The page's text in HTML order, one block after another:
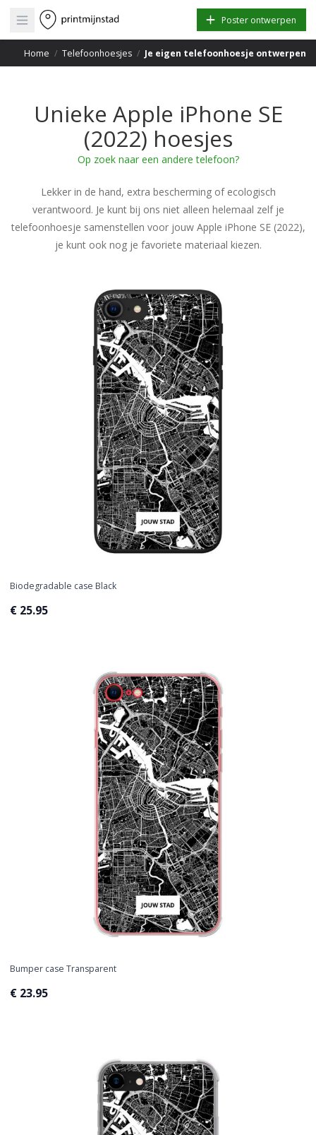
Open main menu Poster ontwerpen
Home / Telefoonhoesjes / Je eigen telefoonhoesje ontwerpen
Unieke Apple iPhone SE
(2022) hoesjes
Op zoek naar een andere telefoon?
Lekker in de hand, extra bescherming of ecologisch
verantwoord. Je kunt bij ons niet alleen helemaal zelf je
telefoonhoesje samenstellen voor jouw Apple iPhone SE (2022),
je kunt ook nog je favoriete materiaal kiezen.
Biodegradable case Black
€ 25.95
Bumper case Transparent
€ 23.95